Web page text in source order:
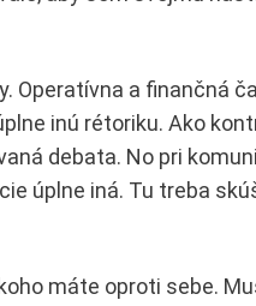
Operatívna a finančná
inú rétoriku. Ako
debata. No pri
úplne iná. Tu treba
máte oproti sebe.